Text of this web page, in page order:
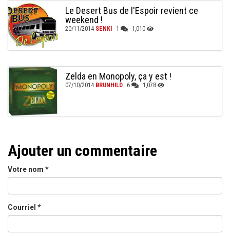
Le Desert Bus de l'Espoir revient ce
weekend !
20/11/2014 SENKI 1 1,010
Zelda en Monopoly, ça y est !
07/10/2014 BRUNHILD 6 1,078
Ajouter un commentaire
Votre nom *
Courriel *